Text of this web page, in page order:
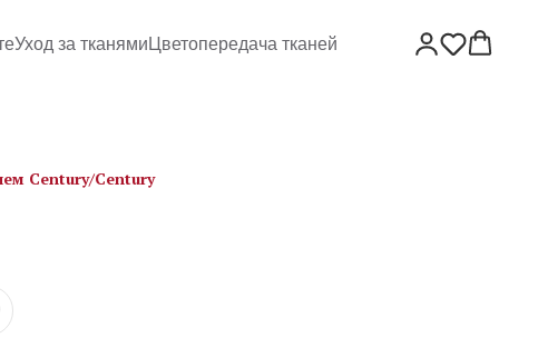
Уход за тканями Цветопередача тканей
Century/Century